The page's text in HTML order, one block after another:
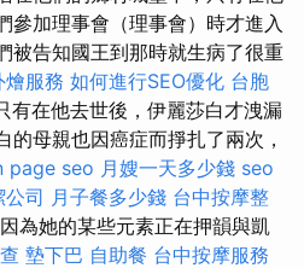
參加理事會（理事會）時才進入
被告知國王到那時就生病了很重
燴服務 如何進行SEO優化 台胞
有在他去世後，伊麗莎白才洩漏
的母親也因癌症而掙扎了兩次，
page seo 月嫂一天多少錢 seo
公司 月子餐多少錢 台中按摩整
為她的某些元素正在押韻與凱
墊下巴 自助餐 台中按摩服務